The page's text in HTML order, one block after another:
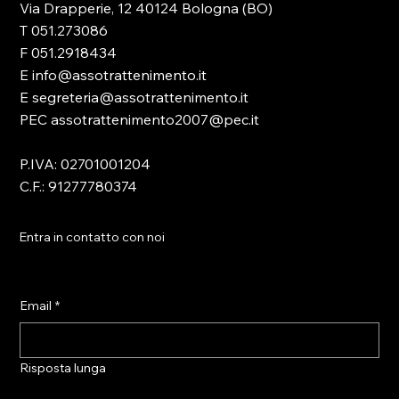
Via Drapperie, 12 40124 Bologna (BO)
T 051.273086
F 051.2918434
E info@assotrattenimento.it
E segreteria@assotrattenimento.it
PEC assotrattenimento2007@pec.it
P.IVA: 02701001204
C.F.: 91277780374
Entra in contatto con noi
Email *
Risposta lunga